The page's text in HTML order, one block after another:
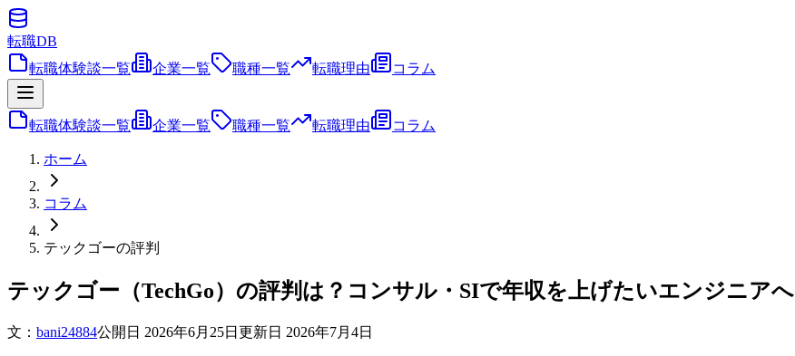
転職DB
転職体験談一覧
企業一覧 職種一覧 転職理由 コラム
転職体験談一覧 企業一覧 職種一覧 転職理由 コラム
ホーム
コラム
テックゴーの評判
テックゴー（TechGo）の評判は？コンサル・SIで年収を上げたいエンジニアへ
文： bani24884公開日 2026年6月25日 更新日 2026年7月4日